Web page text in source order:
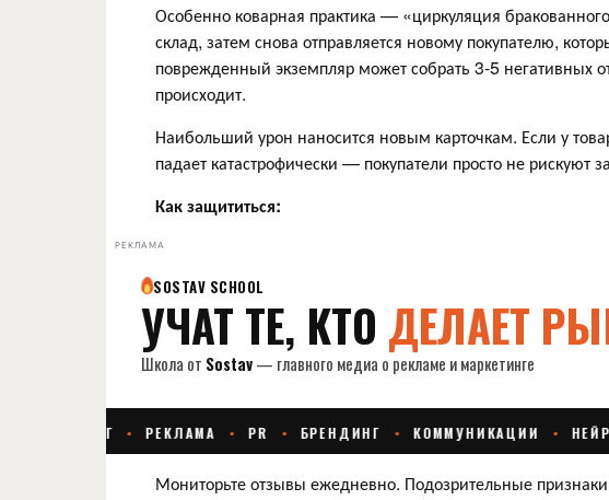
Особенно коварная практика — «циркуляция
склад, затем снова отправляется новому покупателю,
поврежденный экземпляр может собрать 3-5 негативных
происходит.
Наибольший урон наносится новым карточкам. Если у
падает катастрофически — покупатели просто не рискуют
Как защититься:
РЕКЛАМА
Мониторьте отзывы ежедневно. Подозрительные